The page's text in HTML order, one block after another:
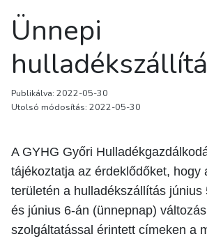
Ünnepi
Publikálva: 2022-05-30
Utolsó módosítás: 2022-05-30
A GYHG Győri
tájékoztatja az érdeklődőket, hogy
területén a hulladékszállítás június
és június 6-án (ünnepnap)
szolgáltatással érintett címeken a